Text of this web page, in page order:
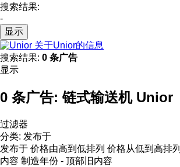
搜索结果:
-
显示
关于Unior的信息
搜索结果: 0 条广告
显示
0 条广告:链式输送机 Unior
过滤器
分类: 发布于
发布于 价格由高到低排列 价格从低到高排列
内容 制造年份 - 顶部旧内容